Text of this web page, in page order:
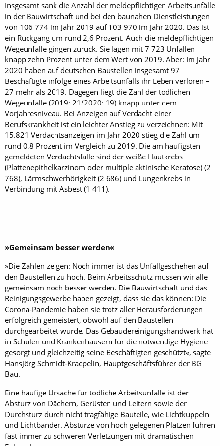
Insgesamt sank die Anzahl der meldepflichtigen Arbeitsunfälle
in der Bauwirtschaft und bei den baunahen Dienstleistungen
von 106 774 im Jahr 2019 auf 103 970 im Jahr 2020. Das ist
ein Rückgang um rund 2,6 Prozent. Auch die meldepflichtigen
Wegeunfälle gingen zurück. Sie lagen mit 7 723 Unfällen
knapp zehn Prozent unter dem Wert von 2019. Aber: Im Jahr
2020 haben auf deutschen Baustellen insgesamt 97
Beschäftigte infolge eines Arbeitsunfalls ihr Leben verloren –
27 mehr als 2019. Dagegen liegt die Zahl der tödlichen
Wegeunfälle (2019: 21/2020: 19) knapp unter dem
Vorjahresniveau. Bei Anzeigen auf Verdacht einer
Berufskrankheit ist ein leichter Anstieg zu verzeichnen: Mit
15.821 Verdachtsanzeigen im Jahr 2020 stieg die Zahl um
rund 0,8 Prozent im Vergleich zu 2019. Die am häufigsten
gemeldeten Verdachtsfälle sind der weiße Hautkrebs
(Plattenepithelkarzinom oder multiple aktinische Keratose) (2
768), Lärmschwerhörigkeit (2 686) und Lungenkrebs in
Verbindung mit Asbest (1 411).
»Gemeinsam besser werden«
»Die Zahlen zeigen: Noch immer ist das Unfallgeschehen auf
den Baustellen zu hoch. Beim Arbeitsschutz müssen wir alle
gemeinsam noch besser werden. Die Bauwirtschaft und das
Reinigungsgewerbe haben gezeigt, dass sie das können: Die
Corona-Pandemie haben sie trotz aller Herausforderungen
erfolgreich gemeistert, obwohl auf den Baustellen
durchgearbeitet wurde. Das Gebäudereinigungshandwerk hat
in Schulen und Krankenhäusern für die notwendige Hygiene
gesorgt und gleichzeitig seine Beschäftigten geschützt«, sagte
Hansjörg Schmidt-Kraepelin, Hauptgeschäftsführer der BG
Bau.
Eine häufige Ursache für tödliche Arbeitsunfälle ist der
Absturz von Dächern, Gerüsten und Leitern sowie der
Durchsturz durch nicht tragfähige Bauteile, wie Lichtkuppeln
und Lichtbänder. Abstürze von hoch gelegenen Plätzen führen
fast immer zu schweren Verletzungen mit dramatischen